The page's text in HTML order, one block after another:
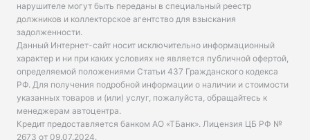
нарушителе могут быть переданы в специальный реестр
должников и коллекторское агентство для взыскания
задолженности.
Данный Интернет-сайт носит исключительно информационный
характер и ни при каких условиях не является публичной офертой,
определяемой положениями Статьи 437 Гражданского кодекса
РФ. Для получения подробной информации о наличии и стоимости
указанных товаров и (или) услуг, пожалуйста, обращайтесь к
менеджерам автоцентра.
Кредит предоставляется банком АО «ТБанк». Лицензия ЦБ РФ №
2673 от 09.07.2024.